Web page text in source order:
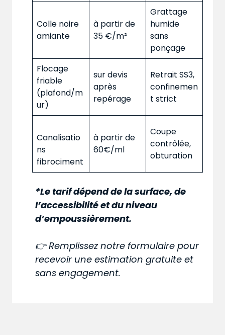
Colle noire
amiante
à partir de
35 €/m²
Grattage
humide
sans
ponçage
Flocage
friable
(plafond/m
ur)
sur devis
après
repérage
Retrait SS3,
confinemen
t strict
Canalisatio
ns
fibrociment
à partir de
60€/ml
Coupe
contrôlée,
obturation
*Le tarif dépend de la surface, de
l’accessibilité et du niveau
d’empoussièrement.
👉 Remplissez notre formulaire pour
recevoir une estimation gratuite et
sans engagement.